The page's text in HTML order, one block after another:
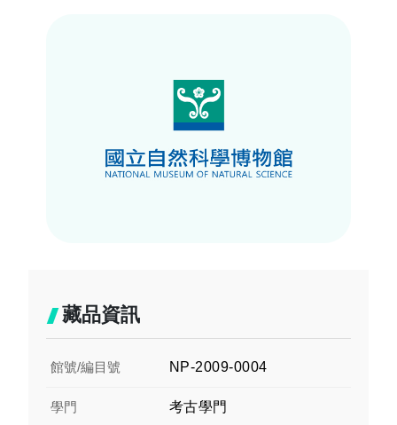
藏品資訊
館號/編目號 NP-2009-0004
學門 考古學門